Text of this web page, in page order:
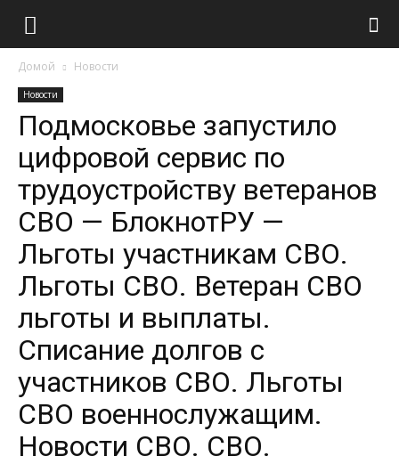
Домой Новости
Новости
Подмосковье запустило
цифровой сервис по
трудоустройству ветеранов
СВО — БлокнотРУ —
Льготы участникам СВО.
Льготы СВО. Ветеран СВО
льготы и выплаты.
Списание долгов с
участников СВО. Льготы
СВО военнослужащим.
Новости СВО. СВО.